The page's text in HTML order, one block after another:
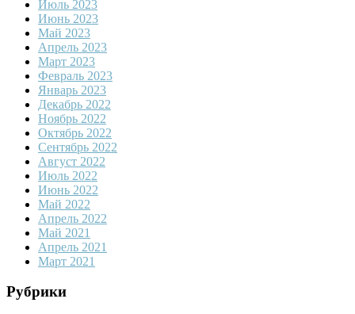
Июль 2023
Июнь 2023
Май 2023
Апрель 2023
Март 2023
Февраль 2023
Январь 2023
Декабрь 2022
Ноябрь 2022
Октябрь 2022
Сентябрь 2022
Август 2022
Июль 2022
Июнь 2022
Май 2022
Апрель 2022
Май 2021
Апрель 2021
Март 2021
Рубрики